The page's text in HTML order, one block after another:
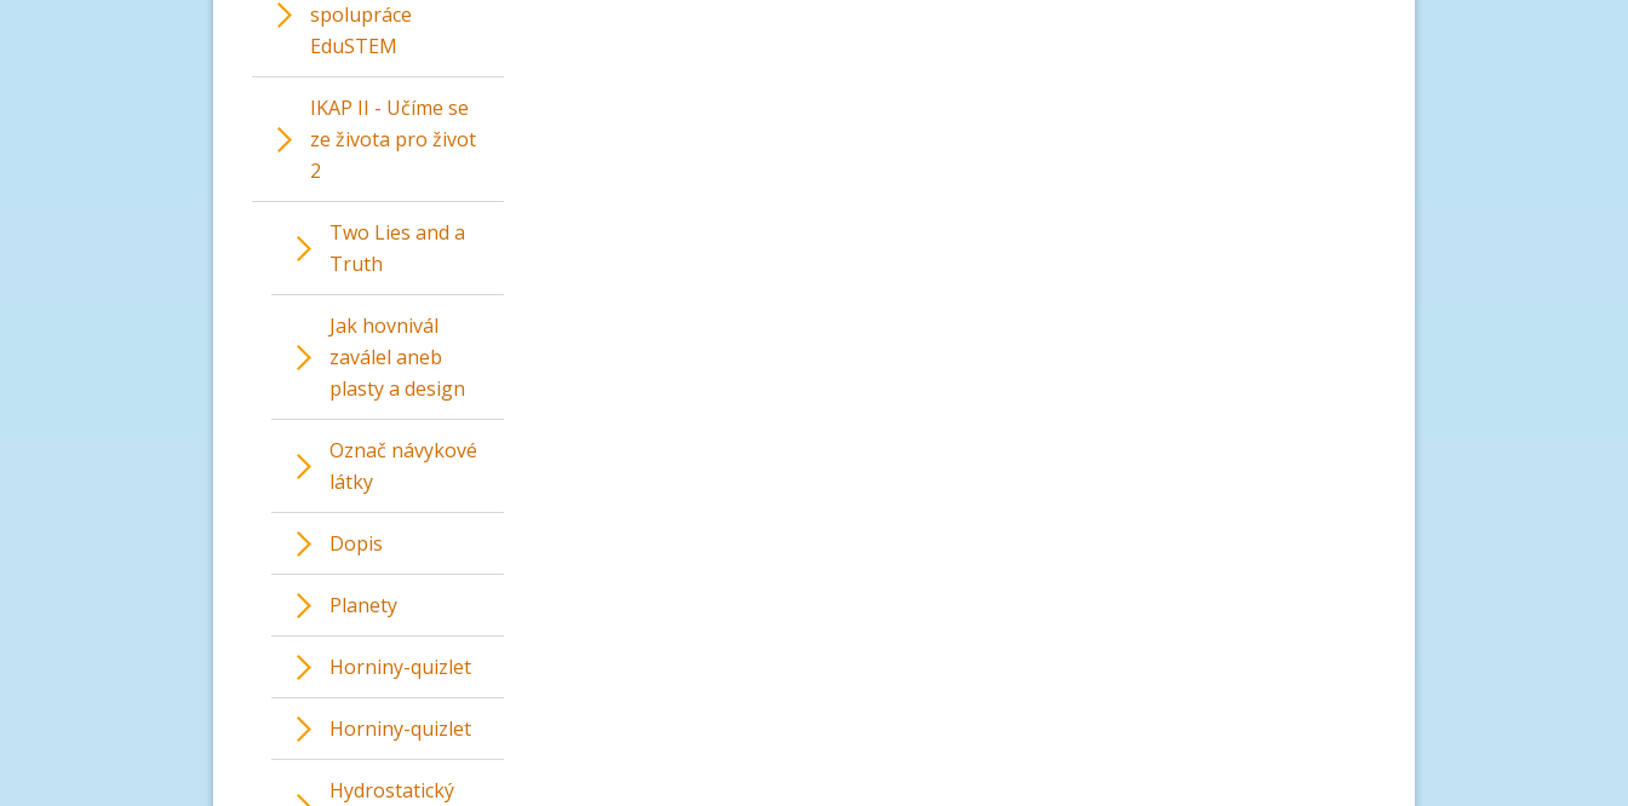
spolupráce
EduSTEM
IKAP II - Učíme se
ze života pro život
2
Two Lies and a
Truth
Jak hovnivál
zaválel aneb
plasty a design
Označ návykové
látky
Dopis
Planety
Horniny-quizlet
Horniny-quizlet
Hydrostatický